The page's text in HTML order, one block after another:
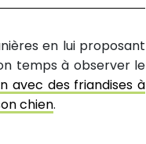
en lui proposant
temps à observer le
avec des friandises à
chien.